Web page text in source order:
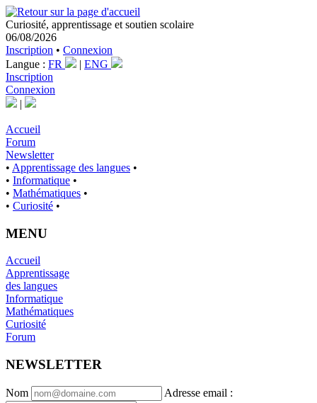
Curiosité, apprentissage et soutien scolaire
06/08/2026
Inscription • Connexion
Langue : FR | ENG
Inscription
Connexion
|
Accueil
Forum
Newsletter
• Apprentissage des langues •
• Informatique •
• Mathématiques •
• Curiosité •
MENU
Accueil
Apprentissage
des langues
Informatique
Mathématiques
Curiosité
Forum
NEWSLETTER
Nom Adresse email :